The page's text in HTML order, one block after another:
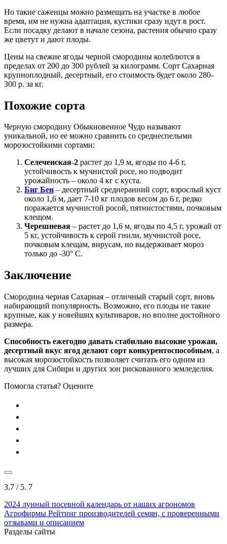
Но такие саженцы можно размещать на участке в любое
время, им не нужна адаптация, кустики сразу идут в рост.
Если посадку делают в начале сезона, растения обычно сразу
же цветут и дают плоды.
Цены на свежие ягоды черной смородины колеблются в
пределах от 200 до 300 рублей за килограмм. Сорт Сахарная
крупноплодный, десертный, его стоимость будет около 280-
300 р. за кг.
Похожие сорта
Черную смородину Обыкновенное Чудо называют
уникальной, но ее можно сравнить со среднеспелыми
морозостойкими сортами:
Селеченская-2 растет до 1,9 м, ягоды по 4-6 г,
устойчивость к мучнистой росе, но подводит
урожайность – около 4 кг с куста.
Биг Бен – десертный среднеранний сорт, взрослый куст
около 1,6 м, дает 7-10 кг плодов весом до 6 г, редко
поражается мучнистой росой, пятнистостями, почковым
клещом.
Черешневая – растет до 1,6 м, ягоды по 4,5 г, урожай от
5 кг, устойчивость к серой гнили, мучнистой росе,
почковым клещам, вирусам, но выдерживает мороз
только до -30° С.
Заключение
Смородина черная Сахарная – отличный старый сорт, вновь
набирающий популярность. Возможно, его плоды не такие
крупные, как у новейших культиваров, но вполне достойного
размера.
Способность ежегодно давать стабильно высокие урожаи,
десертный вкус ягод делают сорт конкурентоспособным, а
высокая морозостойкость позволяет считать его одним из
лучших для Сибири и других зон рискованного земледелия.
Помогла статья? Оцените
3.7 / 5. 7
2024 лунный посевной календарь от наших агрономов
Агрофирмы Рейтинг производителей семян, с проверенными
отзывами и описанием
Разделы сайты